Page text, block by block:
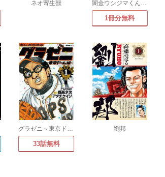
ネオ寄生獣
1冊分無料
33話無料
劉邦